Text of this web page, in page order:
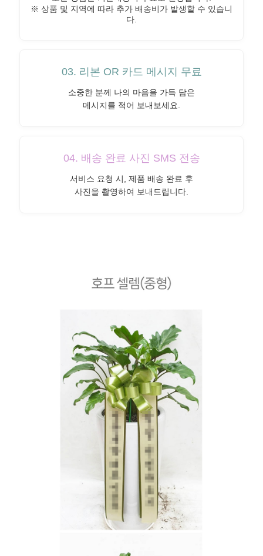
※ 상품 및 지역에 따라 추가 배송비가 발생할 수 있습니
다.
03. 리본 OR 카드 메시지 무료
소중한 분께 나의 마음을 가득 담은
메시지를 적어 보내보세요.
04. 배송 완료 사진 SMS 전송
서비스 요청 시, 제품 배송 완료 후
사진을 촬영하여 보내드립니다.